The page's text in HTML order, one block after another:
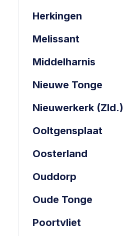
Herkingen
Melissant
Middelharnis
Nieuwe Tonge
Nieuwerkerk (Zld.)
Ooltgensplaat
Oosterland
Ouddorp
Oude Tonge
Poortvliet